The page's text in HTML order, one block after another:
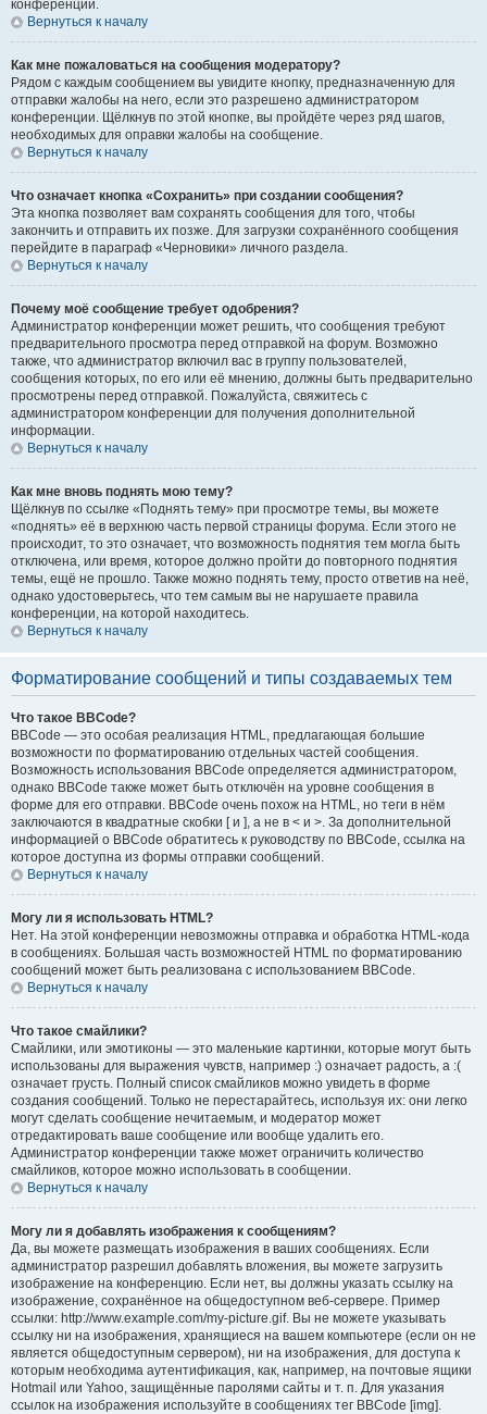
конференции.
Вернуться к началу
Как мне пожаловаться на сообщения модератору?
Рядом с каждым сообщением вы увидите кнопку, предназначенную для
отправки жалобы на него, если это разрешено администратором
конференции. Щёлкнув по этой кнопке, вы пройдёте через ряд шагов,
необходимых для оправки жалобы на сообщение.
Вернуться к началу
Что означает кнопка «Сохранить» при создании сообщения?
Эта кнопка позволяет вам сохранять сообщения для того, чтобы
закончить и отправить их позже. Для загрузки сохранённого сообщения
перейдите в параграф «Черновики» личного раздела.
Вернуться к началу
Почему моё сообщение требует одобрения?
Администратор конференции может решить, что сообщения требуют
предварительного просмотра перед отправкой на форум. Возможно
также, что администратор включил вас в группу пользователей,
сообщения которых, по его или её мнению, должны быть предварительно
просмотрены перед отправкой. Пожалуйста, свяжитесь с
администратором конференции для получения дополнительной
информации.
Вернуться к началу
Как мне вновь поднять мою тему?
Щёлкнув по ссылке «Поднять тему» при просмотре темы, вы можете
«поднять» её в верхнюю часть первой страницы форума. Если этого не
происходит, то это означает, что возможность поднятия тем могла быть
отключена, или время, которое должно пройти до повторного поднятия
темы, ещё не прошло. Также можно поднять тему, просто ответив на неё,
однако удостоверьтесь, что тем самым вы не нарушаете правила
конференции, на которой находитесь.
Вернуться к началу
Форматирование сообщений и типы создаваемых тем
Что такое BBCode?
BBCode — это особая реализация HTML, предлагающая большие
возможности по форматированию отдельных частей сообщения.
Возможность использования BBCode определяется администратором,
однако BBCode также может быть отключён на уровне сообщения в
форме для его отправки. BBCode очень похож на HTML, но теги в нём
заключаются в квадратные скобки [ и ], а не в < и >. За дополнительной
информацией о BBCode обратитесь к руководству по BBCode, ссылка на
которое доступна из формы отправки сообщений.
Вернуться к началу
Могу ли я использовать HTML?
Нет. На этой конференции невозможны отправка и обработка HTML-кода
в сообщениях. Большая часть возможностей HTML по форматированию
сообщений может быть реализована с использованием BBCode.
Вернуться к началу
Что такое смайлики?
Смайлики, или эмотиконы — это маленькие картинки, которые могут быть
использованы для выражения чувств, например :) означает радость, а :(
означает грусть. Полный список смайликов можно увидеть в форме
создания сообщений. Только не перестарайтесь, используя их: они легко
могут сделать сообщение нечитаемым, и модератор может
отредактировать ваше сообщение или вообще удалить его.
Администратор конференции также может ограничить количество
смайликов, которое можно использовать в сообщении.
Вернуться к началу
Могу ли я добавлять изображения к сообщениям?
Да, вы можете размещать изображения в ваших сообщениях. Если
администратор разрешил добавлять вложения, вы можете загрузить
изображение на конференцию. Если нет, вы должны указать ссылку на
изображение, сохранённое на общедоступном веб-сервере. Пример
ссылки: http://www.example.com/my-picture.gif. Вы не можете указывать
ссылку ни на изображения, хранящиеся на вашем компьютере (если он не
является общедоступным сервером), ни на изображения, для доступа к
которым необходима аутентификация, как, например, на почтовые ящики
Hotmail или Yahoo, защищённые паролями сайты и т. п. Для указания
ссылок на изображения используйте в сообщениях тег BBCode [img].